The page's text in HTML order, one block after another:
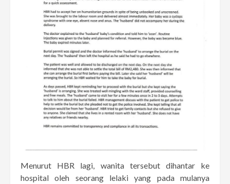
Menurut HBR lagi, wanita tersebut dihantar ke
hospital oleh seorang lelaki yang pada mulanya